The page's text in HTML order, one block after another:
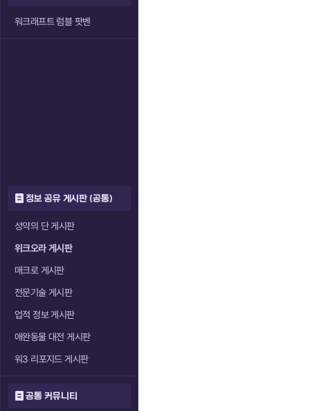
워크래프트 럼블 팟벤
정보 공유 게시판 (공통)
성약의 단 게시판
위크오라 게시판
매크로 게시판
전문기술 게시판
업적 정보 게시판
애완동물 대전 게시판
워3 리포지드 게시판
공통 커뮤니티